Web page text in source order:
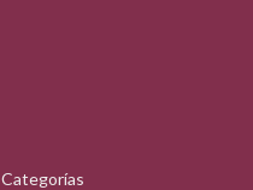
Categorías